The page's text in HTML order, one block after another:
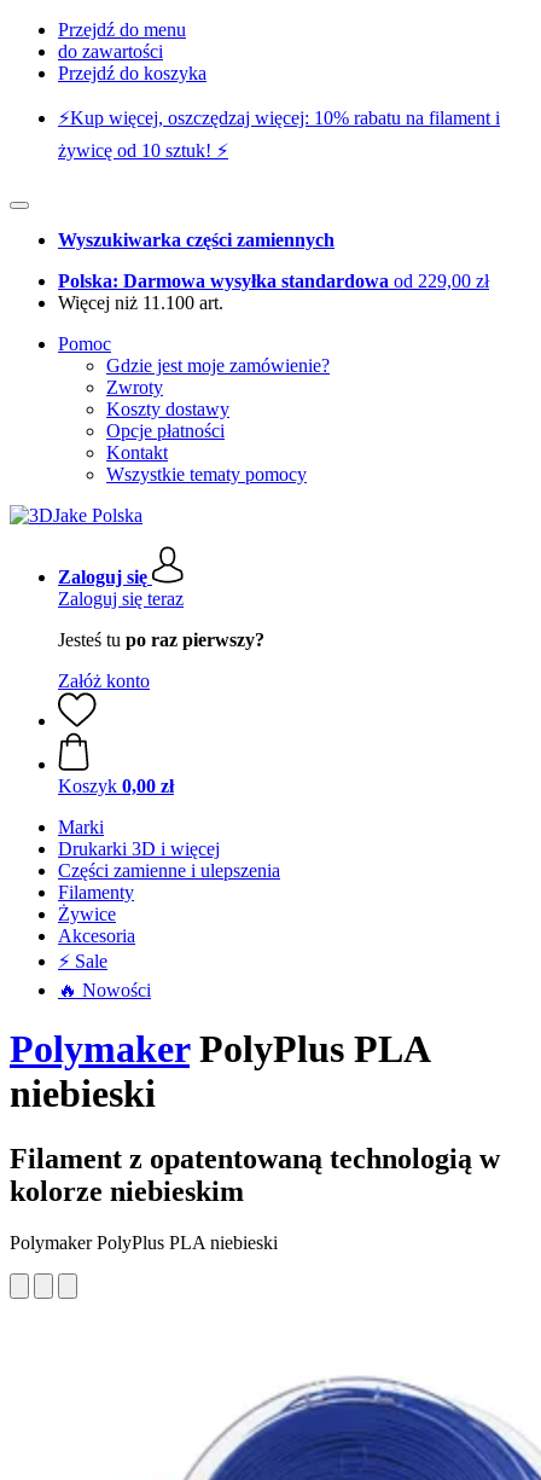
Przejdź do menu
do zawartości
Przejdź do koszyka
⚡️Kup więcej, oszczędzaj więcej: 10% rabatu na filament i
żywicę od 10 sztuk! ⚡️
Wyszukiwarka części zamiennych
Polska: Darmowa wysyłka standardowa od 229,00 zł
Więcej niż 11.100 art.
Pomoc
Gdzie jest moje zamówienie?
Zwroty
Koszty dostawy
Opcje płatności
Kontakt
Wszystkie tematy pomocy
Zaloguj się
Zaloguj się teraz
Jesteś tu po raz pierwszy?
Załóż konto
Koszyk 0,00 zł
Marki
Drukarki 3D i więcej
Części zamienne i ulepszenia
Filamenty
Żywice
Akcesoria
⚡ Sale
🔥 Nowości
PolymakerPolyPlus PLA
niebieski
Filament z opatentowaną technologią w
kolorze niebieskim
Polymaker PolyPlus PLA niebieski